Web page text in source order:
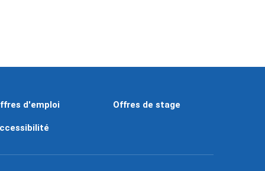
d'emploi Offres de stage